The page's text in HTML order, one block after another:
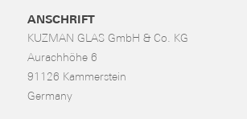
ANSCHRIFT
KUZMAN GLAS GmbH & Co. KG
Aurachhöhe 6
91126 Kammerstein
Germany